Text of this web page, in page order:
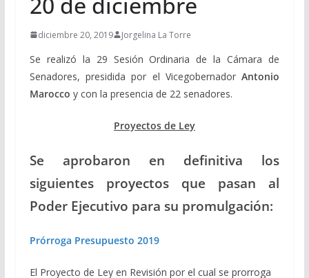
diciembre 20, 2019 Jorgelina La Torre
Se realizó la 29 Sesión Ordinaria de la Cámara de
Senadores, presidida por el VicegobernadorAntonio
Marocco y con la presencia de 22 senadores.
Proyectos de Ley
Se aprobaron en definitiva los
siguientes proyectos que pasan al
Poder Ejecutivo para su promulgación:
Prórroga Presupuesto 2019
El Proyecto de Ley en Revisión por el cual se prorroga